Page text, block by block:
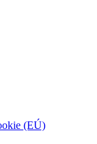
(EÚ)